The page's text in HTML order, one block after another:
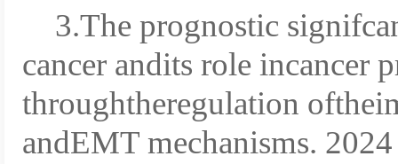
3.The prognostic
cancer andits role incancer
throughtheregulation
andEMT mechanisms.